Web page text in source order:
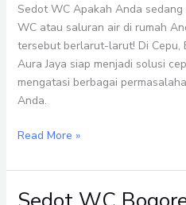
Sedot WC Apakah Anda
WC atau saluran air di rumah
tersebut berlarut-larut! Di Cepu,
Aura Jaya siap menjadi solusi
mengatasi berbagai
Anda.
di
Cepu
Blora:
Sedot
WC
Read More »
Sedot